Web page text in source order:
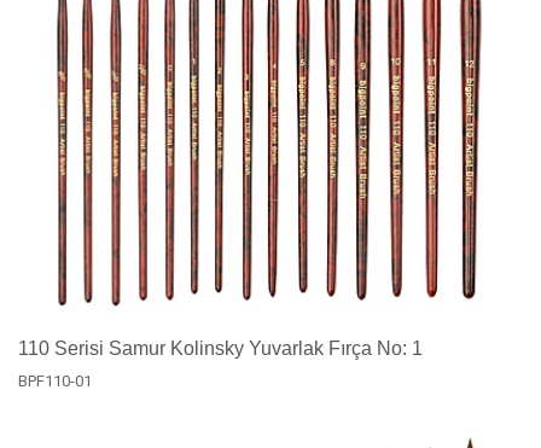
110 Serisi Samur Kolinsky Yuvarlak Fırça No: 1
BPF110-01